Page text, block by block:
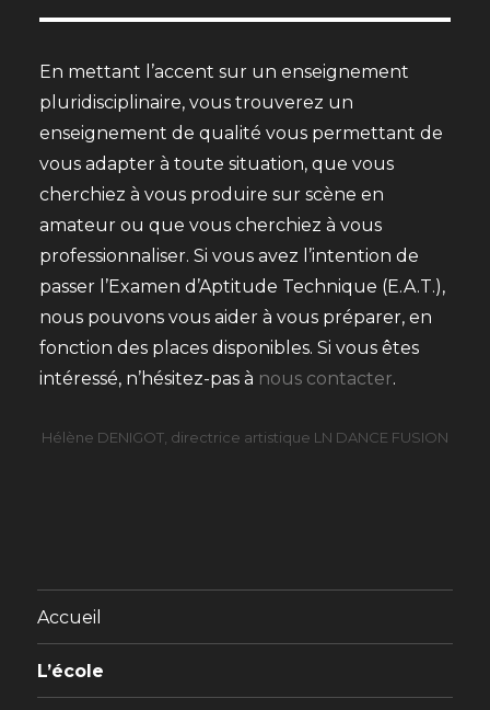
En mettant l’accent sur un enseignement
pluridisciplinaire, vous trouverez un
enseignement de qualité vous permettant de
vous adapter à toute situation, que vous
cherchiez à vous produire sur scène en
amateur ou que vous cherchiez à vous
professionnaliser. Si vous avez l’intention de
passer l’Examen d’Aptitude Technique (E.A.T.),
nous pouvons vous aider à vous préparer, en
fonction des places disponibles. Si vous êtes
intéressé, n’hésitez-pas à nous contacter.
Hélène DENIGOT, directrice artistique LN DANCE FUSION
Accueil
L’école